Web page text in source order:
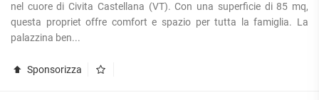
nel cuore di Civita Castellana (VT). Con una superficie di 85 mq,
questa propriet offre comfort e spazio per tutta la famiglia. La
palazzina ben...
Sponsorizza